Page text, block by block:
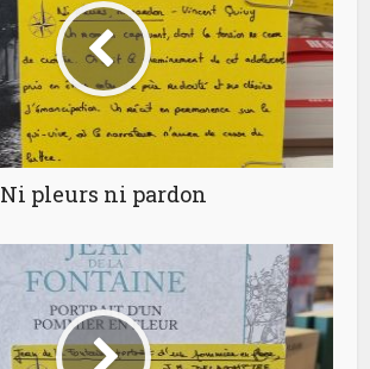
Ni pleurs ni pardon